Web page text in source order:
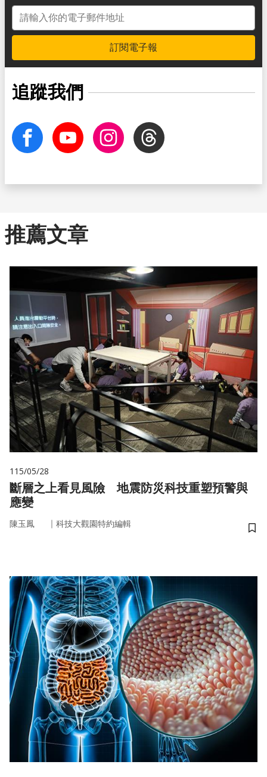
電子郵件地址
訂閱電子報
追蹤我們
facebook Youtube InstagramThreads
推薦文章
115/05/28
斷層之上看見風險 地震防災科技重塑預警與
應變
陳玉鳳 ｜ 科技大觀園特約編輯
儲